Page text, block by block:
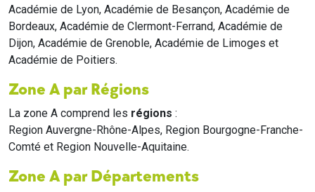
Académie de Lyon, Académie de Besançon, Académie de
Bordeaux, Académie de Clermont-Ferrand, Académie de
Dijon, Académie de Grenoble, Académie de Limoges et
Académie de Poitiers.
Zone A par Régions
La zone A comprend les régions :
Region Auvergne-Rhône-Alpes, Region Bourgogne-Franche-
Comté et Region Nouvelle-Aquitaine.
Zone A par Départements